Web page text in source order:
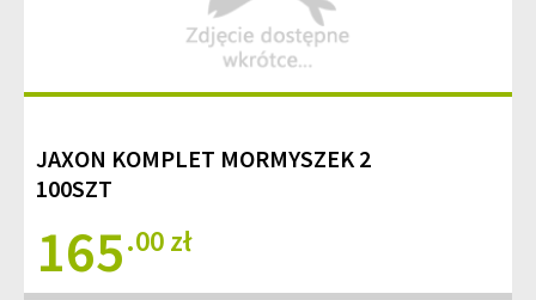
JAXON KOMPLET MORMYSZEK 2
100SZT
165.00 zł